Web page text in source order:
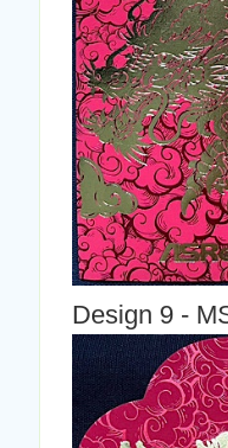
Design 9 -